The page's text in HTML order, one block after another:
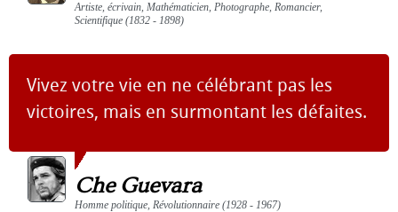
Artiste, écrivain, Mathématicien, Photographe, Romancier,
Scientifique (1832 - 1898)
Vivez votre vie en ne célébrant pas les
victoires, mais en surmontant les défaites.
Che Guevara
Homme politique, Révolutionnaire (1928 - 1967)